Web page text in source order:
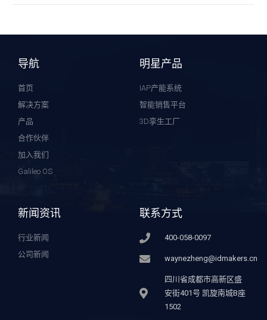
导航
首页
解决方案
产品
合作伙伴
加入我们
Galileo OS
明星产品
IAP产能系统
智能销售平台
3D孪生工厂
新闻资讯
行业新闻
公司新闻
联系方式
400-058-0097
waynezheng@idmakers.cn
四川省成都市高新区盛
安街401号 凯旋南城B座
1502